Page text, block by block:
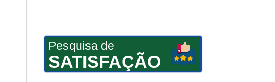
Pesquisa de
SATISFAÇÃO